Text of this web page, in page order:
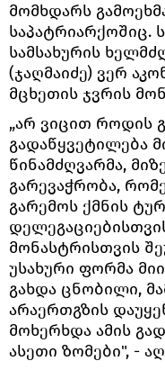
მომხდარს
საპატრიარქოშიც.
სამსახურის
(ჯაღმაიძე) ვერ
მცხეთის ჯვრის
„არ ვიცით როდის
გადაწყვეტილება
წინამძღვარმა,
გარევაჭრობა,
გარემოს ქმნის
მონასტრისთვის
უსახური ფორმა
გახდა ცნობილი,
არაერთგზის
მოხერხდა ამის
ასეთი ზომები", -